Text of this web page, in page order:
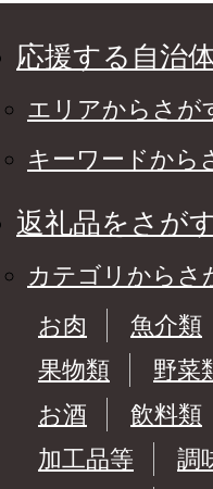
応援する自治
エリアからさが
キーワードから
返礼品をさが
カテゴリからさ
お肉
魚介類
果物類
野菜
お酒
飲料類
加工品等
調